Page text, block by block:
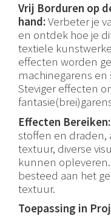
Vrij Borduren op
hand:Verbeter je
en ontdek hoe je
textiele
effecten worden
machinegarens en
Steviger effecten
Effecten Bereiken:
stoffen en draden,
textuur, diverse
kunnen
besteed aan het
textuur.
Toepassing in